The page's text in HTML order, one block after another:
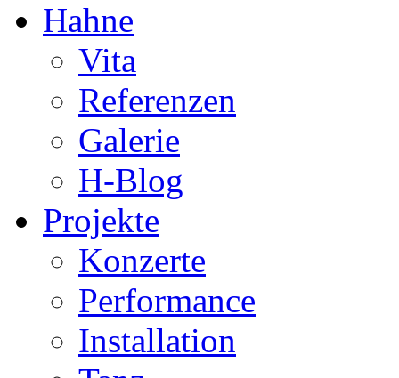
Hahne
Vita
Referenzen
Galerie
H-Blog
Projekte
Konzerte
Performance
Installation